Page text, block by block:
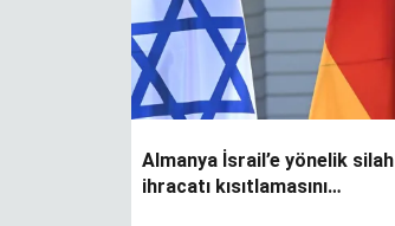
Almanya İsrail’e yönelik silah
ihracatı kısıtlamasını